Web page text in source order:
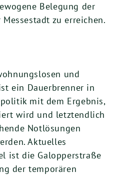
Belegung der
zu erreichen.
und
ein Dauerbrenner in
mit dem Ergebnis,
wird und letztendlich
Notlösungen
Aktuelles
ist die Galopperstraße
der temporären